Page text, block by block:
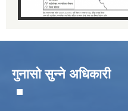
गुनासो सुन्ने अधिकारी